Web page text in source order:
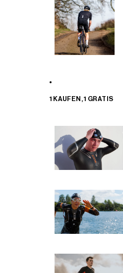
1 KAUFEN, 1 GRATIS